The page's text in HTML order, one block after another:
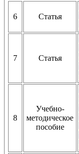
6 Статья
7 Статья
8
Учебно-
методическое
пособие